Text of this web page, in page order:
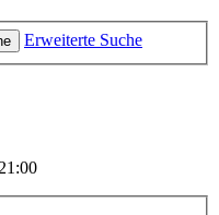
Erweiterte Suche